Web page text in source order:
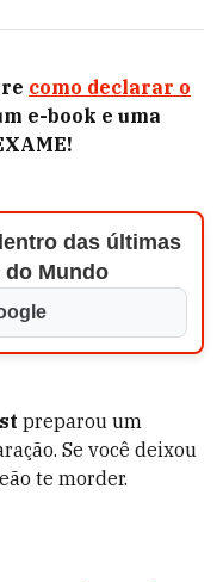
como declarar o
e-book e uma
das últimas
Mundo
preparou um
Se você deixou
te morder.